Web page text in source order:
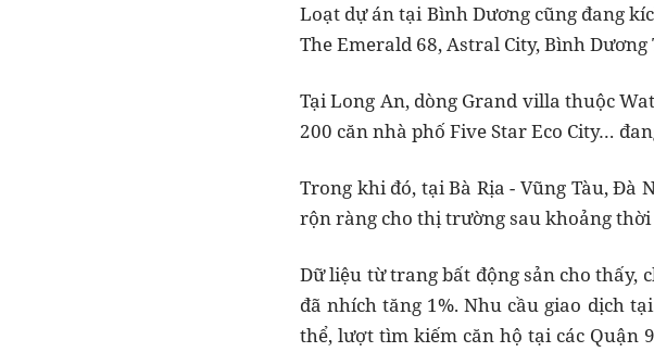
Loạt dự án tại Bình Dương cũng đang
The Emerald 68, Astral City, Bình
Tại Long An, dòng Grand villa thuộc
200 căn nhà phố Five Star Eco City…
Trong khi đó, tại Bà Rịa - Vũng Tàu, Đà
rộn ràng cho thị trường sau khoảng
Dữ liệu từ trang bất động sản cho thấy,
đã nhích tăng 1%. Nhu cầu giao dịch
thể, lượt tìm kiếm căn hộ tại các Quận